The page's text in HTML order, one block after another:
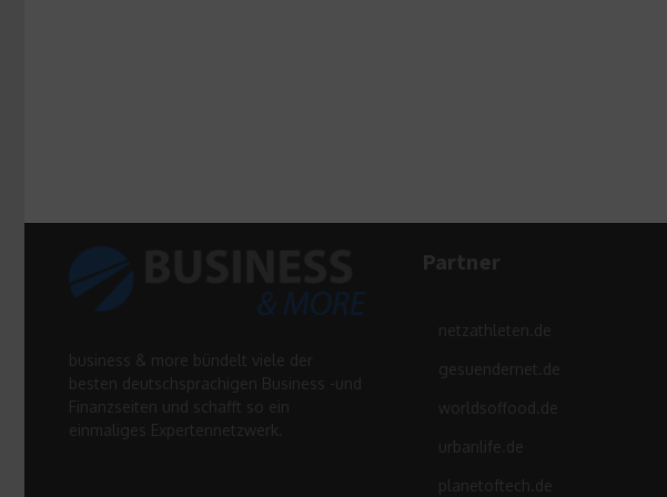
business & more bündelt viele der
besten deutschsprachigen Business -und
Finanzseiten und schafft so ein
einmaliges Expertennetzwerk.
Partner
netzathleten.de
gesuendernet.de
worldsoffood.de
urbanlife.de
planetoftech.de